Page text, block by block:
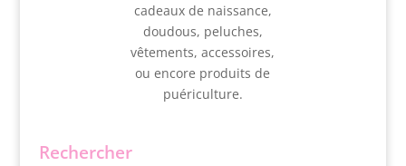
cadeaux de naissance,
doudous, peluches,
vêtements, accessoires,
ou encore produits de
puériculture.
Rechercher